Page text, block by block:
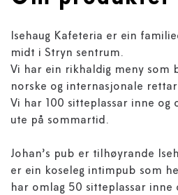
Isehaug Kafeteria er ein
midt i Stryn sentrum.
Vi har ein rikhaldig meny som
norske og internasjonale
Vi har 100 sitteplassar inne og
ute på sommartid.
Johan’s pub er tilhøyrande
er ein koseleg intimpub som
har omlag 50 sitteplassar inne